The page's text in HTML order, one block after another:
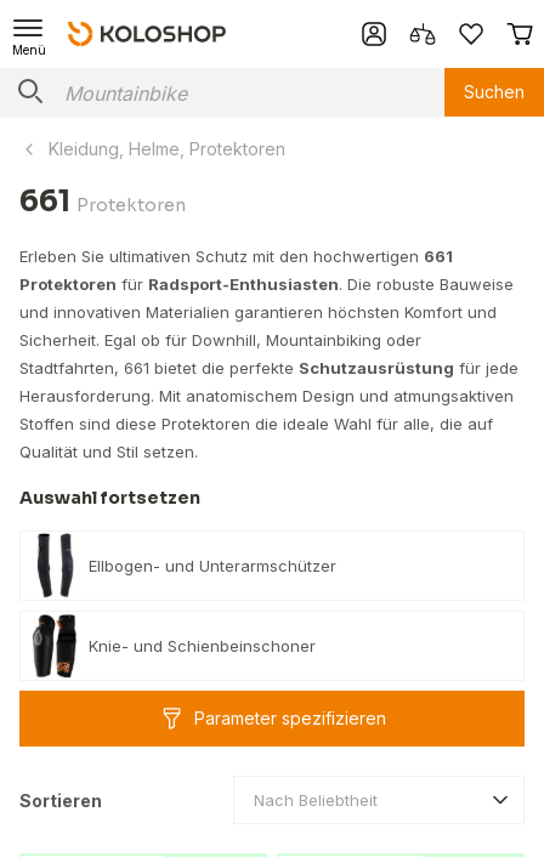
Menü
Suchen
Kleidung, Helme, Protektoren
661 Protektoren
Erleben Sie ultimativen Schutz mit den hochwertigen 661
Protektoren für Radsport-Enthusiasten. Die robuste Bauweise
und innovativen Materialien garantieren höchsten Komfort und
Sicherheit. Egal ob für Downhill, Mountainbiking oder
Stadtfahrten, 661 bietet die perfekte Schutzausrüstung für jede
Herausforderung. Mit anatomischem Design und atmungsaktiven
Stoffen sind diese Protektoren die ideale Wahl für alle, die auf
Qualität und Stil setzen.
Auswahl fortsetzen
Ellbogen- und Unterarmschützer
Knie- und Schienbeinschoner
Parameter spezifizieren
Sortieren Nach Beliebtheit